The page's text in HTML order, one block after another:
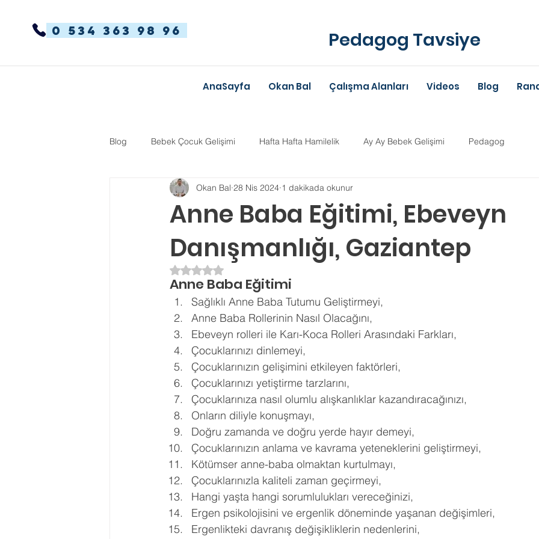
0 534 363 98 96 Pedagog Tavsiye
AnaSayfa Okan Bal Çalışma Alanları Videos Blog
Blog Bebek Çocuk Gelişimi Hafta Hafta Hamilelik Ay Ay Bebek Gelişimi Pedagog
Dikkat Dağınıklığı Hiperaktivite Anne-Baba Eğitimi
Kekemelik Eğitim Danışmanlığı Aile Danışmanlığı
Ergenlik Danışmanlığı PDR Rehberlik
Evlilik Terapisi
Anne Baba Eğitimi, Ebeveyn
Danışmanlığı, Gaziantep
Okan Bal 28 Nis 2024 1 dakikada okunur
5 üzerinden NaN yıldız
Anne Baba Eğitimi
Sağlıklı Anne Baba Tutumu Geliştirmeyi,
Anne Baba Rollerinin Nasıl Olacağını,
Ebeveyn rolleri ile Karı-Koca Rolleri Arasındaki Farkları,
Çocuklarınızı dinlemeyi,
Çocuklarınızın gelişimini etkileyen faktörleri,
Çocuklarınızı yetiştirme tarzlarını,
Çocuklarınıza nasıl olumlu alışkanlıklar kazandıracağınızı,
Onların diliyle konuşmayı,
Doğru zamanda ve doğru yerde hayır demeyi,
Çocuklarınızın anlama ve kavrama yeteneklerini geliştirmeyi,
Kötümser anne-baba olmaktan kurtulmayı,
Çocuklarınızla kaliteli zaman geçirmeyi,
Hangi yaşta hangi sorumlulukları vereceğinizi,
Ergen psikolojisini ve ergenlik döneminde yaşanan değişimleri,
Ergenlikteki davranış değişikliklerin nedenlerini,